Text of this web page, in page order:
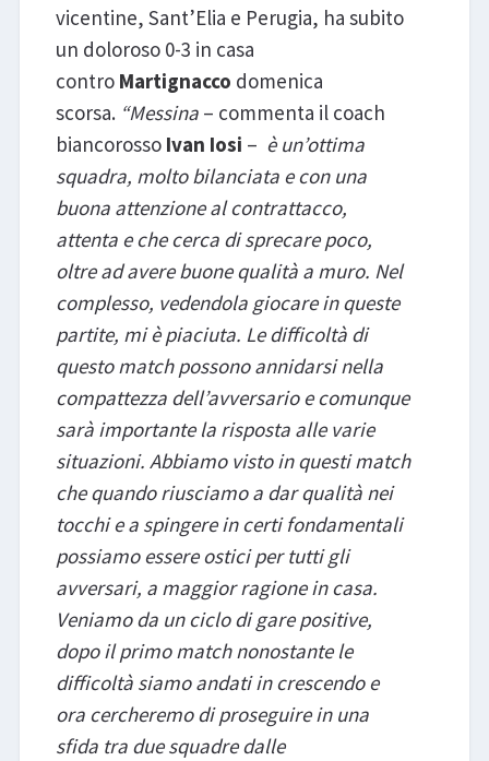
vicentine, Sant’Elia e Perugia, ha subito
un doloroso 0-3 in casa
contro Martignacco domenica
scorsa. “Messina– commenta il coach
biancorosso Ivan Iosi – è un’ottima
squadra, molto bilanciata e con una
buona attenzione al contrattacco,
attenta e che cerca di sprecare poco,
oltre ad avere buone qualità a muro. Nel
complesso, vedendola giocare in queste
partite, mi è piaciuta. Le difficoltà di
questo match possono annidarsi nella
compattezza dell’avversario e comunque
sarà importante la risposta alle varie
situazioni. Abbiamo visto in questi match
che quando riusciamo a dar qualità nei
tocchi e a spingere in certi fondamentali
possiamo essere ostici per tutti gli
avversari, a maggior ragione in casa.
Veniamo da un ciclo di gare positive,
dopo il primo match nonostante le
difficoltà siamo andati in crescendo e
ora cercheremo di proseguire in una
sfida tra due squadre dalle